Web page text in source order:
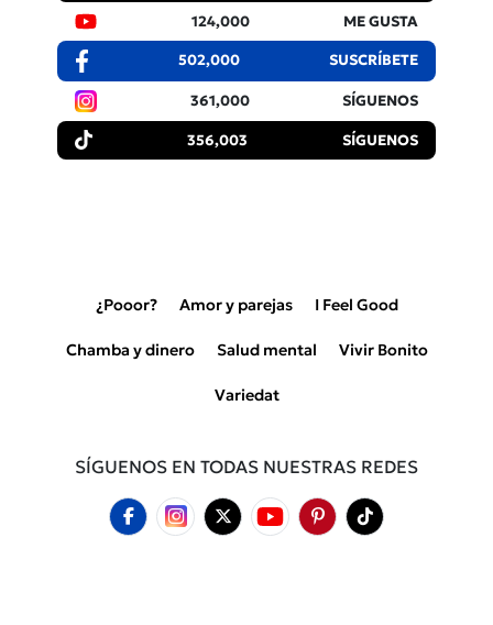
124,000 ME GUSTA
502,000 SUSCRÍBETE
361,000 SÍGUENOS
356,003 SÍGUENOS
¿Pooor? Amor y parejas I Feel Good
Chamba y dinero Salud mental Vivir Bonito
Variedat
SÍGUENOS EN TODAS NUESTRAS REDES